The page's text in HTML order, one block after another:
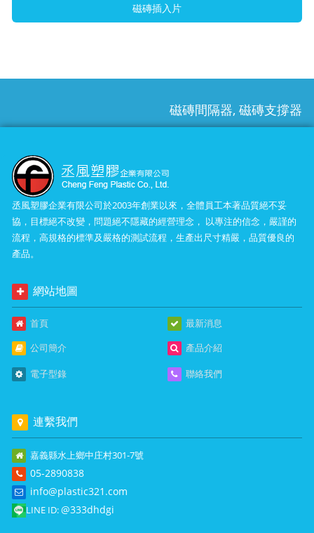
磁磚插入片
磁磚間隔器, 磁磚支撐器
丞風塑膠企業有限公司於2003年創業以來，全體員工本著品質絕不妥
協，目標絕不改變，問題絕不隱藏的經營理念， 以專注的信念，嚴謹的
流程，高規格的標準及嚴格的測試流程，生產出尺寸精嚴，品質優良的
產品。
網站地圖
首頁
公司簡介
最新消息
產品介紹
電子型錄 聯絡我們
連繫我們
嘉義縣水上鄉中庄村301-7號
05-2890838
info@plastic321.com
LINE ID:@333dhdgi